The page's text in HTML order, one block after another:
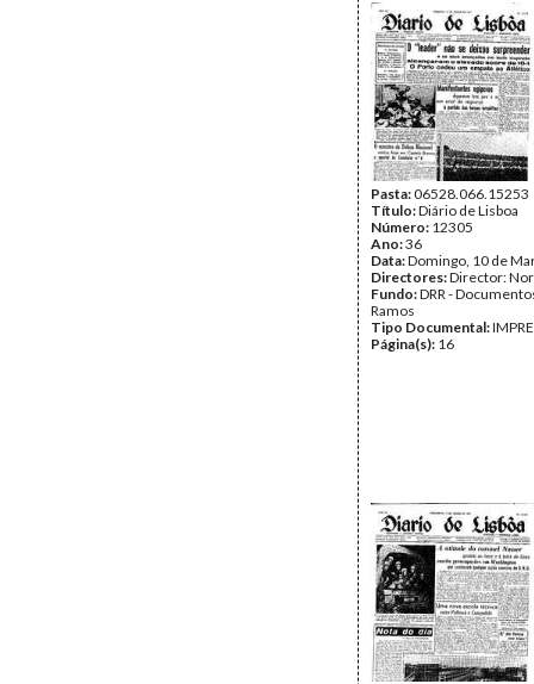
Pasta:06528.066.15253
Título:Diário de Lisboa
Número: 12305
Ano:36
Data:Domingo, 10 de
Directores:Director:
Fundo:DRR -
Ramos
Tipo Documental:
Página(s): 16